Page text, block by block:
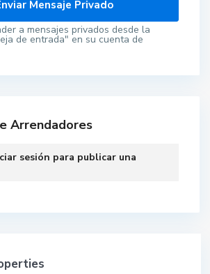
a mensajes privados desde la
de entrada" en su cuenta de
Arrendadores
sesión para publicar una